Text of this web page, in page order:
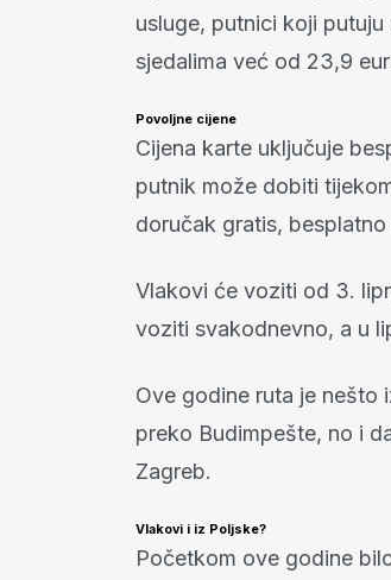
usluge, putnici koji
sjedalima već od 23,9
Povoljne cijene
Cijena karte uključuje
putnik može dobiti
doručak gratis,
Vlakovi će voziti od 3.
voziti svakodnevno, a u
Ove godine ruta je nešto
preko Budimpešte, no i
Zagreb.
Vlakovi i iz Poljske?
Početkom ove godine